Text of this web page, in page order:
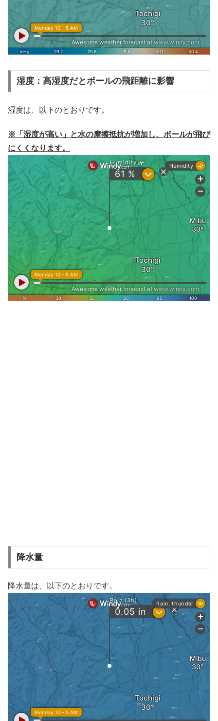
湿度：高湿度だとボールの飛距離に影響
湿度は、以下のとおりです。
※「湿度が高い」と水の摩擦抵抗が増加し、ボールが飛び
にくくなります。
降水量
降水量は、以下のとおりです。